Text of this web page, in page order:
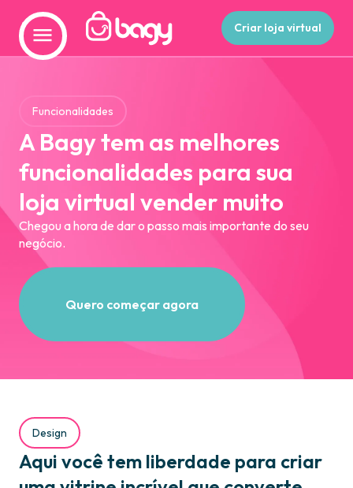
Criar loja virtual
Funcionalidades
A Bagy tem as melhores
funcionalidades para sua
loja virtual vender muito
Chegou a hora de dar o passo mais importante do seu
negócio.
Quero começar agora
Design
Aqui você tem liberdade para criar